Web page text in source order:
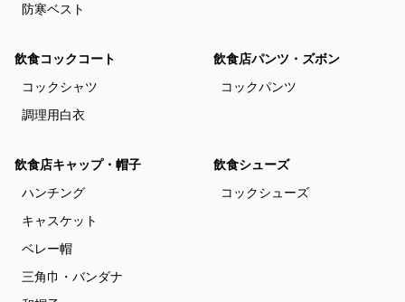
防寒ベスト
飲食コックコート
コックシャツ
調理用白衣
飲食店パンツ・ズボン
コックパンツ
飲食店キャップ・帽子
ハンチング
キャスケット
ベレー帽
三角巾・バンダナ
飲食シューズ
コックシューズ